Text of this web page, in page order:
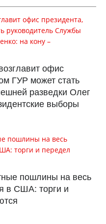
офис
ГУР может стать
разведки Олег
выборы
пошлины на весь
в США: торги и